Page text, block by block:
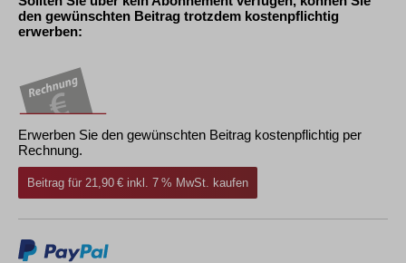
den gewünschten Beitrag trotzdem kostenpflichtig
erwerben:
Erwerben Sie den gewünschten Beitrag kostenpflichtig per
Rechnung.
Beitrag für 21,90 € inkl. 7 % MwSt. kaufen